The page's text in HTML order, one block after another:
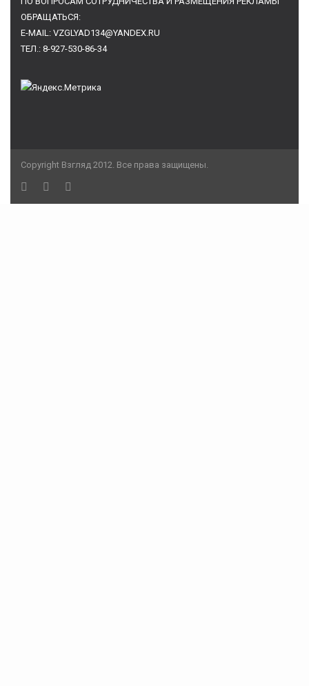
ОБРАЩАТЬСЯ:
E-MAIL: VZGLYAD134@YANDEX.RU
ТЕЛ.: 8-927-530-86-34
Copyright Взгляд 2012. Все права защищены.